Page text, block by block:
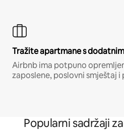
Tražite apartmane s
Airbnb ima potpuno
zaposlene, poslovni smještaj
Popularni sadržaji